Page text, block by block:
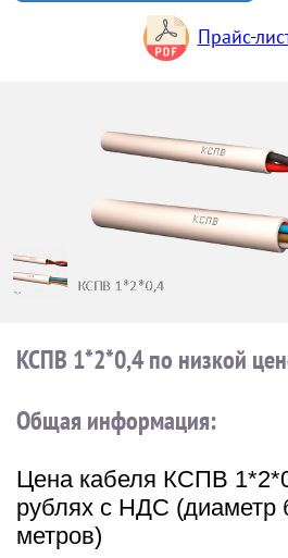
Прайс-
КСПВ 1*2*0,4 по низкой
Общая информация:
Цена кабеля КСПВ
рублях с НДС (диаметр
метров)